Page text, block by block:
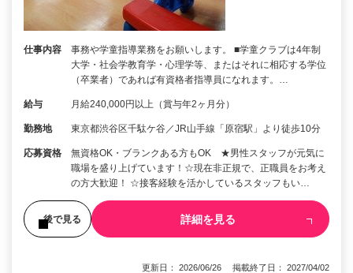
仕事内容
事務や学童指導業務をお願いします。 ■学童クラブは4年制
大学・社会学教育学・心理学等、またはそれに相応する学位
（卒業者）であれば有資格者指導員になれます。…
給与 月給240,000円以上（賞与年2ヶ月分）
勤務地 東京都渋谷区千駄ケ谷／JR山手線「原宿駅」より徒歩10分
応募資格
無資格OK・ブランクある方もOK ★男性スタッフが元気に
職場を盛り上げています！☆現在非正規で、正職員をお考え
の方大歓迎！ ☆接客経験を活かしているスタッフもい…
後で見る 詳細を見る
更新日： 2026/06/26 掲載終了日： 2027/04/02